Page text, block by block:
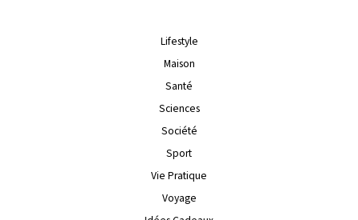
Lifestyle
Maison
Santé
Sciences
Société
Sport
Vie Pratique
Voyage